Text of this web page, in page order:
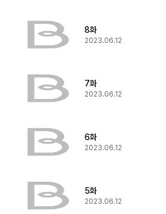
8화
2023.06.12
7화
2023.06.12
6화
2023.06.12
5화
2023.06.12